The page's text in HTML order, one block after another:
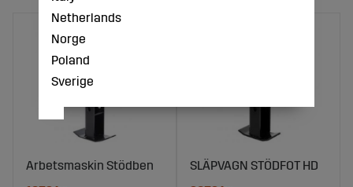
Arbetsmaskin Stödben
SLÄPVAGN STÖDFOT HD
Netherlands
Norge
Poland
Sverige